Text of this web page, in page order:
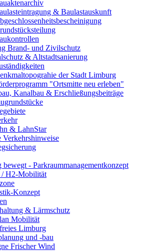
& Baulastauskunft
Brand- und Zivilschutz
& Altstadtsanierung
der Stadt Limburg
"Ortsmitte neu erleben"
Kanalbau & Erschließungsbeiträge
& LahnStar
Verkehrshinweise
- Park­raum­management­konzept
/ H2-Mobilität
Konzept
& Lärmschutz
Mobilität
Limburg
und -bau
Frischer Wind